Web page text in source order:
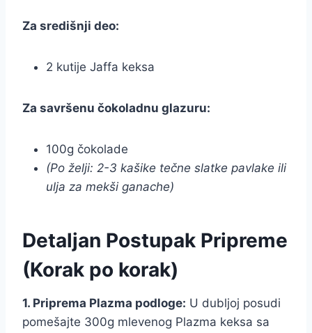
Za središnji deo:
2 kutije Jaffa keksa
Za savršenu čokoladnu glazuru:
100g čokolade
(Po želji: 2-3 kašike tečne slatke pavlake ili
ulja za mekši ganache)
Detaljan Postupak Pripreme
(Korak po korak)
1. Priprema Plazma podloge: U dubljoj posudi
pomešajte 300g mlevenog Plazma keksa sa